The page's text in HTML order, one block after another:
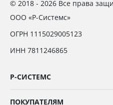
© 2018 - 2026 Все права
ООО «Р-Системс»
ОГРН 1115029005123
ИНН 7811246865
Р-СИСТЕМС
ПОКУПАТЕЛЯМ